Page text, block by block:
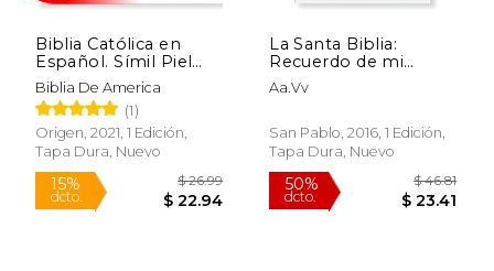
50%
dcto. $ 25.06
15%
dcto. $
Biblia Católica en
Español. Símil Piel
Vinotinto, Tamaño
Compacto
Biblia De America
(1)
Origen, 2021, 1 Edición,
Tapa Dura, Nuevo
La Santa Biblia:
Recuerdo de mi
Primera Comunion
Aa.Vv
San Pablo, 2016, 1 Edición,
Tapa Dura, Nuevo